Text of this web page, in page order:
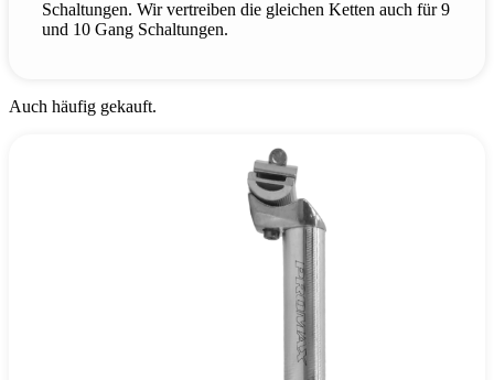
Schaltungen. Wir vertreiben die gleichen Ketten auch für 9
und 10 Gang Schaltungen.
Auch häufig gekauft.